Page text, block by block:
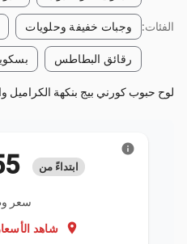
الفئات: وجبات خفيفة وحلويات
رقائق البطاطس
لوح حبوب كورني بيج بنكهة الكراميل والملح،
ابتداءً من ‏10.55 ₪
سعر
location_on شاهد
info